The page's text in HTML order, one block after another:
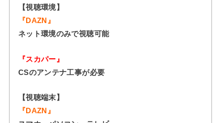
【視聴環境】
『DAZN』
ネット環境のみで視聴可能
『スカパー』
CSのアンテナ工事が必要
【視聴端末】
『DAZN』